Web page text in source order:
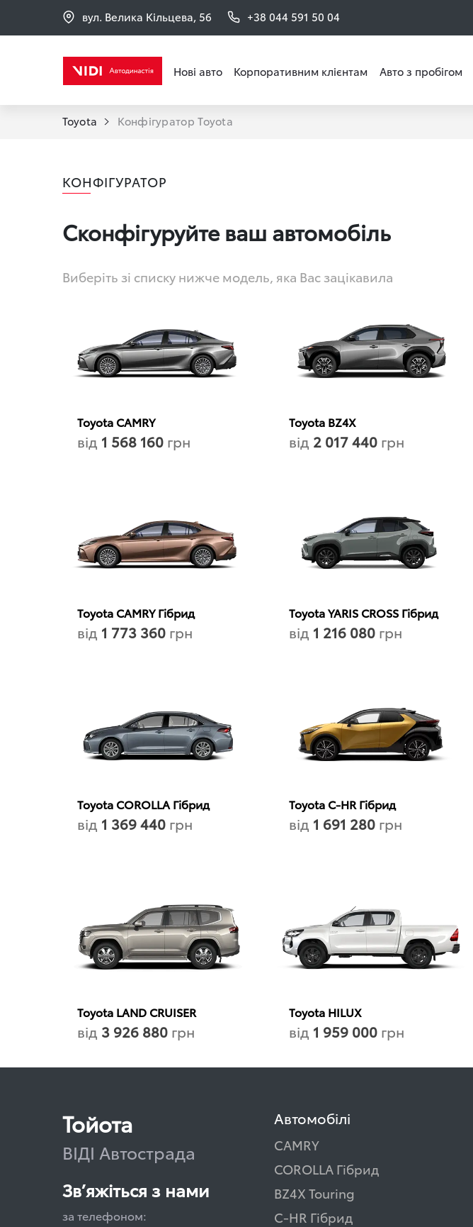
вул. Велика Кільцева, 56 +38 044 591 50 04
Нові авто Корпоративним клієнтам Авто з пробігом
Toyota Конфігуратор Toyota
КОНФІГУРАТОР
Сконфігуруйте ваш автомобіль
Виберіть зі списку нижче модель, яка Вас зацікавила
Toyota CAMRY
від 1 568 160грн
Toyota BZ4X
від 2 017 440 грн
Toyota CAMRY Гібрид
від 1 773 360грн
Toyota YARIS CROSS Гібрид
від 1 216 080 грн
Toyota COROLLA Гібрид
від 1 369 440грн
Toyota C-HR Гібрид
від 1 691 280 грн
Toyota LAND CRUISER
від 3 926 880грн
Toyota HILUX
від 1 959 000 грн
Тойота
ВІДІ Автострада
Зв’яжіться з нами
за телефоном:
Автомобілі
CAMRY
COROLLA Гібрид
BZ4X Touring
C-HR Гібрид